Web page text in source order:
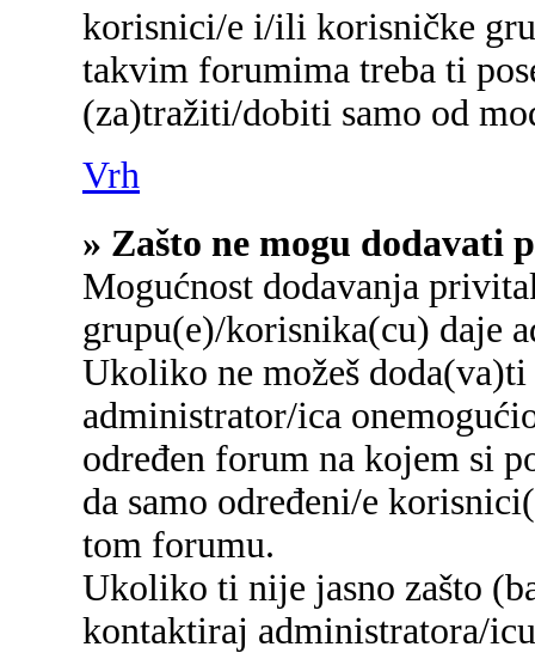
korisnici/e i/ili korisničke
takvim forumima treba ti
(za)tražiti/dobiti samo od
Vrh
» Zašto ne mogu dodavati
Mogućnost dodavanja
grupu(e)/korisnika(cu) daje
Ukoliko ne možeš
administrator/ica
određen forum na kojem si
da samo određeni/e
tom forumu.
Ukoliko ti nije jasno zašto
kontaktiraj administratora/